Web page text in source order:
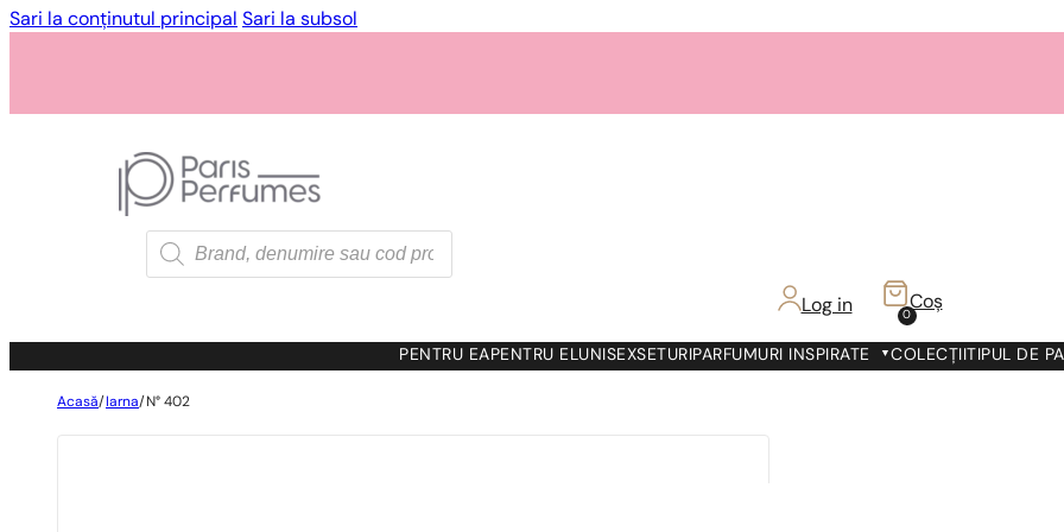
Sari la conținutul principal Sari la subsol
Products
search
Log in 0
Coș
PENTRU EAPENTRU ELUNISEXSETURIPARFUMURI INSPIRATE COLECȚIITIPUL DE
Acasă/ Iarna/ N° 402